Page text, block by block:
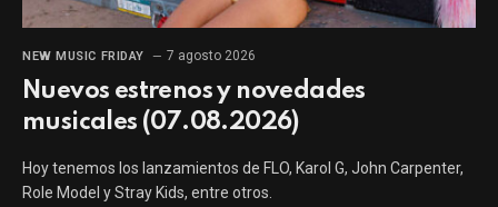
NEW MUSIC FRIDAY 7 agosto 2026
Nuevos estrenos y novedades
musicales (07.08.2026)
Hoy tenemos los lanzamientos de FLO, Karol G, John Carpenter,
Role Model y Stray Kids, entre otros.